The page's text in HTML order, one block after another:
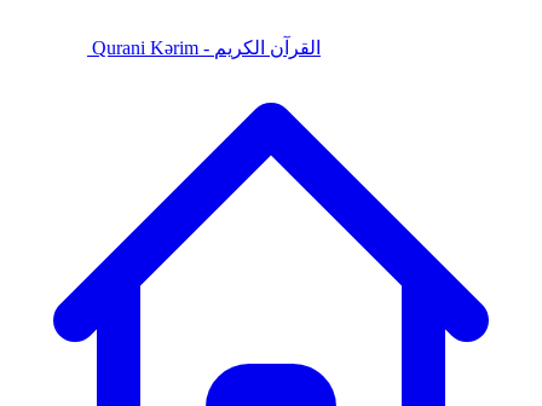
Qurani Kərim - القرآن الكريم